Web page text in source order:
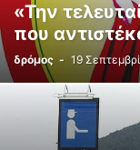
«Την
που
δρόμος - 19